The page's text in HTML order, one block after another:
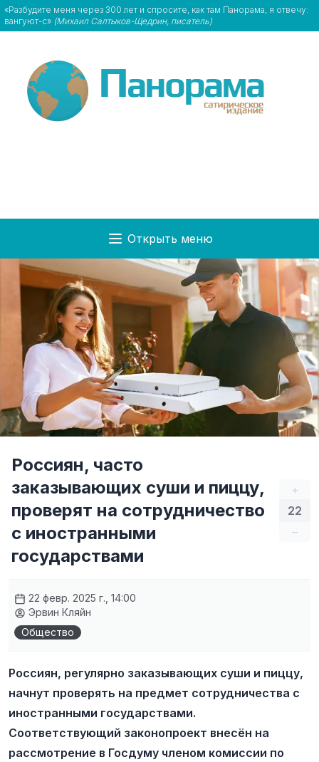
«Разбудите меня через 300 лет и спросите, как там Панорама, я отвечу:
вангуют-с» (Михаил Салтыков-Щедрин, писатель)
Открыть меню
+
22
–
Россиян, часто
заказывающих суши и пиццу,
проверят на сотрудничество
с иностранными
государствами
22 февр. 2025 г., 14:00
Эрвин Кляйн
Общество
Россиян, регулярно заказывающих суши и пиццу,
начнут проверять на предмет сотрудничества с
иностранными государствами.
Соответствующий законопроект внесён на
рассмотрение в Госдуму членом комиссии по